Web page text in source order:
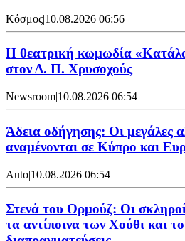
Κόσμος|10.08.2026 06:56
Η θεατρική κωμωδία
στον Δ. Π. Χρυσοχούς
Newsroom|10.08.2026 06:54
Άδεια οδήγησης: Οι μεγάλες
αναμένονται σε Κύπρο και
Auto|10.08.2026 06:54
Στενά του Ορμούζ: Οι
τα αντίποινα των Χούθι και το